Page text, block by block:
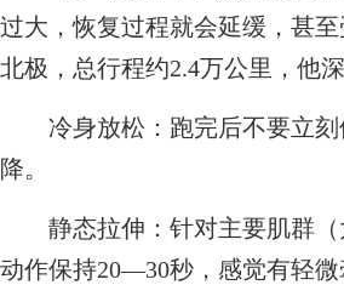
过大，恢复过程就会延缓，甚
北极，总行程约2.4万公里，他
冷身放松：跑完后不要立刻
降。
静态拉伸：针对主要肌群（
动作保持20—30秒，感觉有轻